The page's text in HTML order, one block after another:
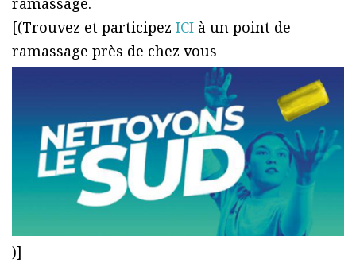
[(Trouvez et participez ICI à un point de
ramassage près de chez vous
)]